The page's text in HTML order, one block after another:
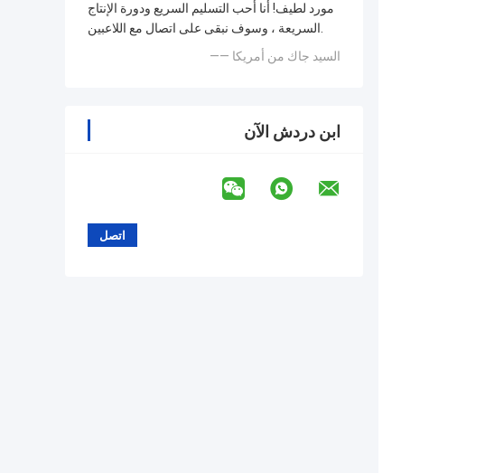
مورد لطيف! أنا أحب التسليم السريع ودورة الإنتاج
السريعة ، وسوف نبقى على اتصال مع اللاعبين.
—— السيد جاك من أمريكا
ابن دردش الآن